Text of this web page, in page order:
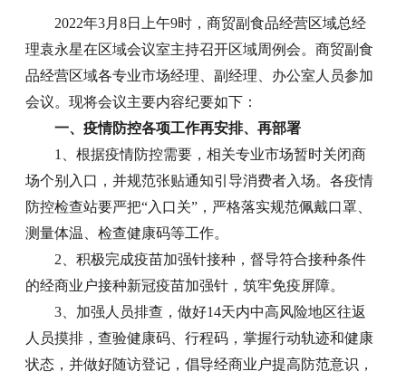
2022年3月8日上午9时，商贸副食品经营区域总经
理袁永星在区域会议室主持召开区域周例会。商贸副食
品经营区域各专业市场经理、副经理、办公室人员参加
会议。现将会议主要内容纪要如下：
一、疫情防控各项工作再安排、再部署
1、根据疫情防控需要，相关专业市场暂时关闭商
场个别入口，并规范张贴通知引导消费者入场。各疫情
防控检查站要严把“入口关”，严格落实规范佩戴口罩、
测量体温、检查健康码等工作。
2、积极完成疫苗加强针接种，督导符合接种条件
的经商业户接种新冠疫苗加强针，筑牢免疫屏障。
3、加强人员排查，做好14天内中高风险地区往返
人员摸排，查验健康码、行程码，掌握行动轨迹和健康
状态，并做好随访登记，倡导经商业户提高防范意识，